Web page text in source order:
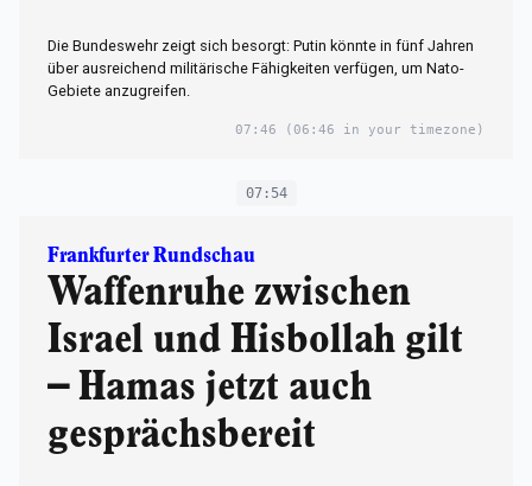
Die Bundeswehr zeigt sich besorgt: Putin könnte in fünf Jahren
über ausreichend militärische Fähigkeiten verfügen, um Nato-
Gebiete anzugreifen.
07:46 (06:46 in your timezone)
07:54
Frankfurter Rundschau
Waffenruhe zwischen
Israel und Hisbollah gilt
– Hamas jetzt auch
gesprächsbereit